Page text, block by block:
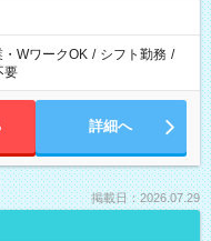
・WワークOK / シフト勤務 /
要
詳細へ
掲載日：2026.07.29